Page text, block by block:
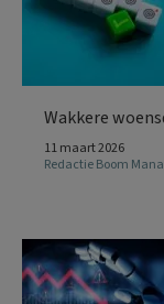
Wakkere
11 maart 2026
Redactie Boom